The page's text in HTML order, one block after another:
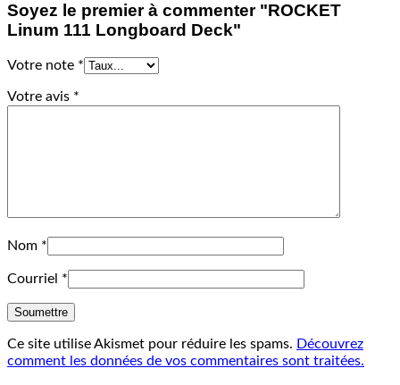
Soyez le premier à commenter "ROCKET
Linum 111 Longboard Deck"
Votre note *
Votre avis *
Nom *
Courriel *
Ce site utilise Akismet pour réduire les spams. Découvrez
comment les données de vos commentaires sont traitées.